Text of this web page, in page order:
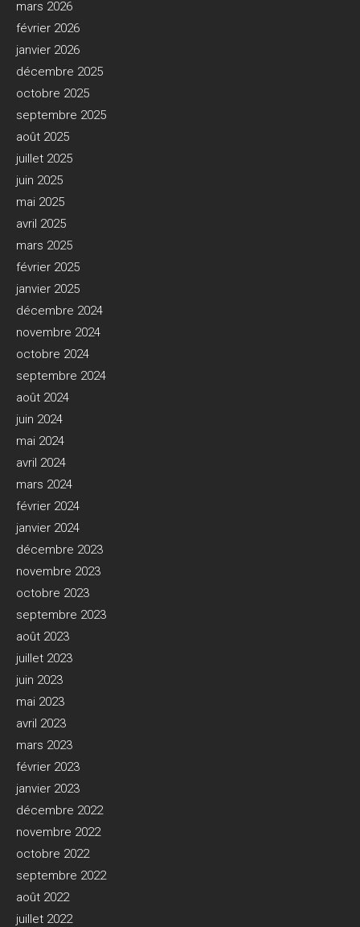
mars 2026
février 2026
janvier 2026
décembre 2025
octobre 2025
septembre 2025
août 2025
juillet 2025
juin 2025
mai 2025
avril 2025
mars 2025
février 2025
janvier 2025
décembre 2024
novembre 2024
octobre 2024
septembre 2024
août 2024
juin 2024
mai 2024
avril 2024
mars 2024
février 2024
janvier 2024
décembre 2023
novembre 2023
octobre 2023
septembre 2023
août 2023
juillet 2023
juin 2023
mai 2023
avril 2023
mars 2023
février 2023
janvier 2023
décembre 2022
novembre 2022
octobre 2022
septembre 2022
août 2022
juillet 2022